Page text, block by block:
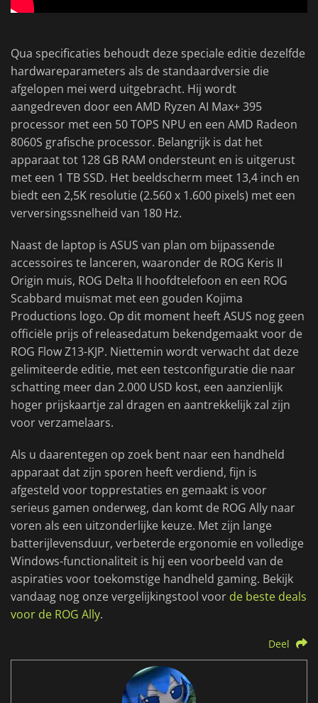
Qua specificaties behoudt deze speciale editie dezelfde
hardwareparameters als de standaardversie die
afgelopen mei werd uitgebracht. Hij wordt
aangedreven door een AMD Ryzen AI Max+ 395
processor met een 50 TOPS NPU en een AMD Radeon
8060S grafische processor. Belangrijk is dat het
apparaat tot 128 GB RAM ondersteunt en is uitgerust
met een 1 TB SSD. Het beeldscherm meet 13,4 inch en
biedt een 2,5K resolutie (2.560 x 1.600 pixels) met een
verversingssnelheid van 180 Hz.
Naast de laptop is ASUS van plan om bijpassende
accessoires te lanceren, waaronder de ROG Keris II
Origin muis, ROG Delta II hoofdtelefoon en een ROG
Scabbard muismat met een gouden Kojima
Productions logo. Op dit moment heeft ASUS nog geen
officiële prijs of releasedatum bekendgemaakt voor de
ROG Flow Z13-KJP. Niettemin wordt verwacht dat deze
gelimiteerde editie, met een testconfiguratie die naar
schatting meer dan 2.000 USD kost, een aanzienlijk
hoger prijskaartje zal dragen en aantrekkelijk zal zijn
voor verzamelaars.
Als u daarentegen op zoek bent naar een handheld
apparaat dat zijn sporen heeft verdiend, fijn is
afgesteld voor topprestaties en gemaakt is voor
serieus gamen onderweg, dan komt de ROG Ally naar
voren als een uitzonderlijke keuze. Met zijn lange
batterijlevensduur, verbeterde ergonomie en volledige
Windows-functionaliteit is hij een voorbeeld van de
aspiraties voor toekomstige handheld gaming. Bekijk
vandaag nog onze vergelijkingstool voor de beste deals
voor de ROG Ally.
Deel